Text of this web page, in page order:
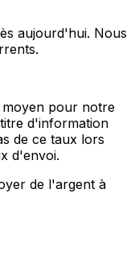
aujourd'hui. Nous
moyen pour notre
d'information
de ce taux lors
d'envoi.
de l'argent à